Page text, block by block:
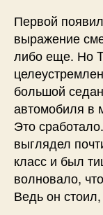
Первой
выражение
либо еще. Но
большой
автомобиля в
Это
выглядел
класс и был
волновало,
Ведь он